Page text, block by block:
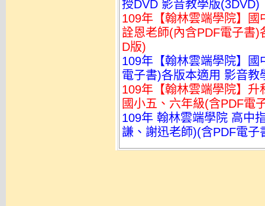
授DVD 影音教學版(3DVD)
109年【翰林雲端學院】
詮恩老師(內含PDF電子書
D版)
109年【翰林雲端學院】
電子書)各版本適用 影音教
109年【翰林雲端學院】
國小五、六年級(含PDF電
109年 翰林雲端學院 高中
謙、謝迅老師)(含PDF電子